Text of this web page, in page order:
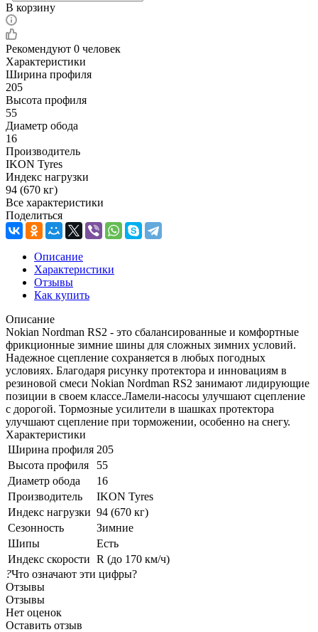
В корзину
Рекомендуют 0 человек
Характеристики
Ширина профиля
205
Высота профиля
55
Диаметр обода
16
Производитель
IKON Tyres
Индекс нагрузки
94 (670 кг)
Все характеристики
Поделиться
Описание
Характеристики
Отзывы
Как купить
Описание
Nokian Nordman RS2 - это сбалансированные и комфортные
фрикционные зимние шины для сложных зимних условий.
Надежное сцепление сохраняется в любых погодных
условиях. Благодаря рисунку протектора и инновациям в
резиновой смеси Nokian Nordman RS2 занимают лидирующие
позиции в своем классе.Ламели-насосы улучшают сцепление
с дорогой. Тормозные усилители в шашках протектора
улучшают сцепление при торможении, особенно на снегу.
Характеристики
Ширина профиля 205
Высота профиля
55
Диаметр обода
16
Производитель
IKON Tyres
Индекс нагрузки 94 (670 кг)
Сезонность
Зимние
Шипы
Есть
Индекс скорости R (до 170 км/ч)
?Что означают эти цифры?
Отзывы
Отзывы
Нет оценок
Оставить отзыв